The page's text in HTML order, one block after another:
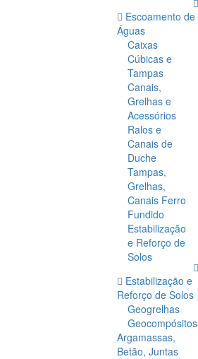
Escoamento de
Águas
Caixas
Cúbicas e
Tampas
Canais,
Grelhas e
Acessórios
Ralos e
Canais de
Duche
Tampas,
Grelhas,
Canais Ferro
Fundido
Estabilização
e Reforço de
Solos
Estabilização e
Reforço de Solos
Geogrelhas
Geocompósitos
Argamassas,
Betão, Juntas